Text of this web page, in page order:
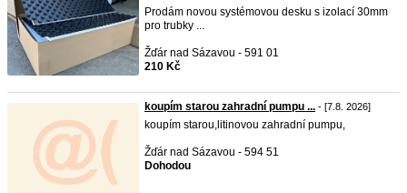
Prodám novou systémovou desku s izolací 30mm
pro trubky ...
Žďár nad Sázavou - 591 01
210 Kč
koupím starou zahradní pumpu ... - [7.8. 2026]
koupím starou,litinovou zahradní pumpu,
Žďár nad Sázavou - 594 51
Dohodou